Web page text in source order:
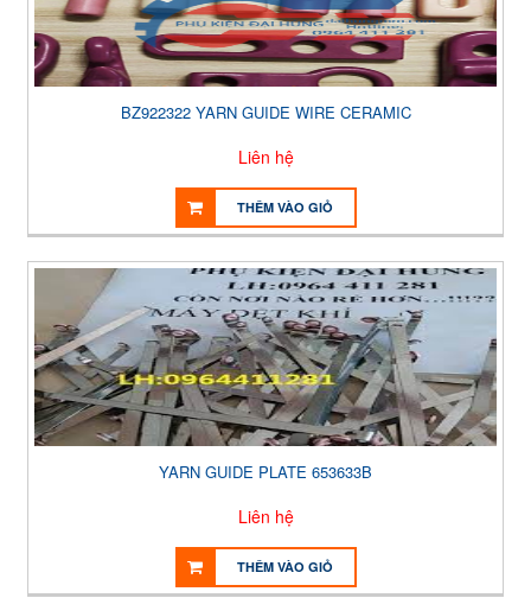
BZ922322 YARN GUIDE WIRE CERAMIC
Liên hệ
THÊM VÀO GIỎ
YARN GUIDE PLATE 653633B
Liên hệ
THÊM VÀO GIỎ